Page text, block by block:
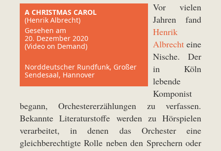
A CHRISTMAS CAROL
(Henrik Albrecht)
Gesehen am
20. Dezember 2020
(Video on Demand)
Norddeutscher Rundfunk, Großer
Sendesaal, Hannover
Vor vielen
Jahren fand
Henrik
Albrecht eine
Nische. Der
in Köln
lebende
Komponist
begann, Orchestererzählungen zu verfassen.
Bekannte Literaturstoffe werden zu Hörspielen
verarbeitet, in denen das Orchester eine
gleichberechtigte Rolle neben den Sprechern oder